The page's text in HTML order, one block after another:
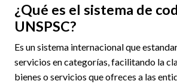
¿Qué es el sistema de
UNSPSC?
Es un sistema internacional que
servicios en categorías, facilitando la
bienes o servicios que ofreces a las